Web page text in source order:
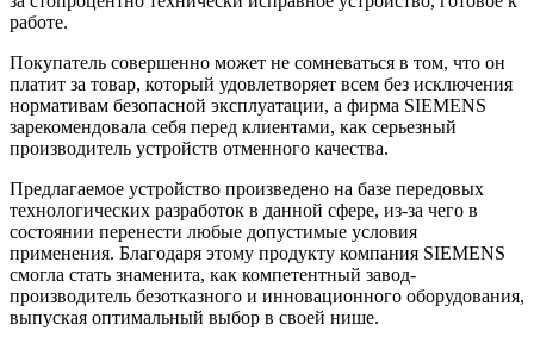
работе.
Покупатель совершенно может не сомневаться в том, что он
платит за товар, который удовлетворяет всем без исключения
нормативам безопасной эксплуатации, а фирма SIEMENS
зарекомендовала себя перед клиентами, как серьезный
производитель устройств отменного качества.
Предлагаемое устройство произведено на базе передовых
технологических разработок в данной сфере, из-за чего в
состоянии перенести любые допустимые условия
применения. Благодаря этому продукту компания SIEMENS
смогла стать знаменита, как компетентный завод-
производитель безотказного и инновационного оборудования,
выпуская оптимальный выбор в своей нише.